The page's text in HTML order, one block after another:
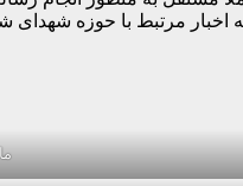
اخبار مرتبط با حوزه